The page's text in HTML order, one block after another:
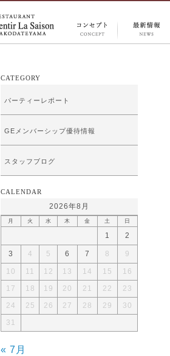
CATEGORY
パーティーレポート
GEメンバーシップ優待情報
スタッフブログ
CALENDAR
2026年8月
月 火 水 木 金 土 日
1 2
3 4 5 6 7 8 9
10 11 12 13 14 15
16
17
18 19 20 21 22
23
24
25 26 27 28 29
30
31
« 7月